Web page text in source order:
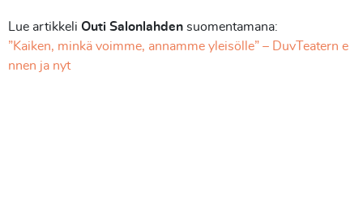
Lue artikkeli Outi Salonlahden suomentamana:
”Kaiken, minkä voimme, annamme yleisölle” – DuvTeatern e
nnen ja nyt